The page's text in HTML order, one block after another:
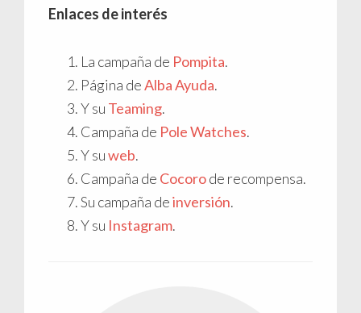
Enlaces de interés
La campaña de Pompita.
Página deAlba Ayuda.
Y su Teaming.
Campaña de Pole Watches.
Y suweb.
Campaña de Cocorode recompensa.
Su campaña deinversión.
Y su Instagram.